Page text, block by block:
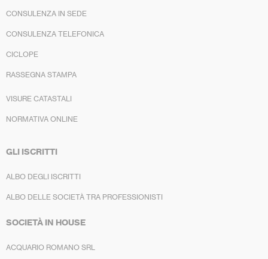
CONSULENZA IN SEDE
CONSULENZA TELEFONICA
CICLOPE
RASSEGNA STAMPA
VISURE CATASTALI
NORMATIVA ONLINE
GLI ISCRITTI
ALBO DEGLI ISCRITTI
ALBO DELLE SOCIETÀ TRA PROFESSIONISTI
SOCIETÀ IN HOUSE
ACQUARIO ROMANO SRL